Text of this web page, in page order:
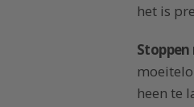
het is
heen te